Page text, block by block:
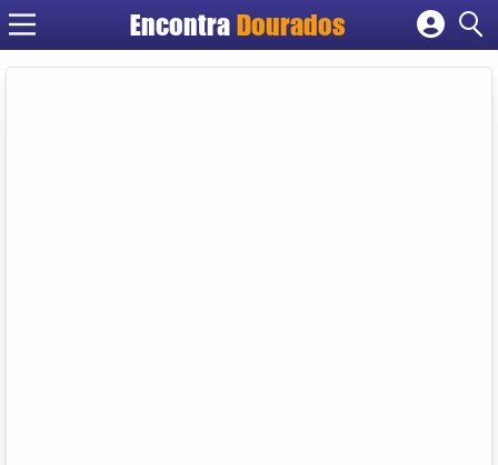
EncontraDourados
Cadastrar empresa